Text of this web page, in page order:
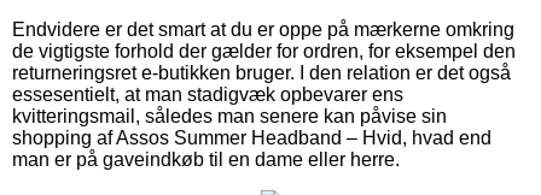
Endvidere er det smart at du er oppe på mærkerne omkring
de vigtigste forhold der gælder for ordren, for eksempel den
returneringsret e-butikken bruger. I den relation er det også
essesentielt, at man stadigvæk opbevarer ens
kvitteringsmail, således man senere kan påvise sin
shopping af Assos Summer Headband – Hvid, hvad end
man er på gaveindkøb til en dame eller herre.